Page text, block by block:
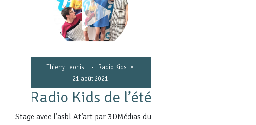
Thierry Leonis • Radio Kids •
21 août 2021
Radio Kids de l’été
Stage avec l’asbl At’art par 3DMédias du